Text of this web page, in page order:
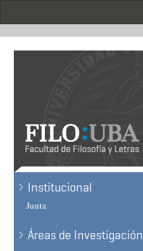
Institucional
Junta
Áreas de Investigación